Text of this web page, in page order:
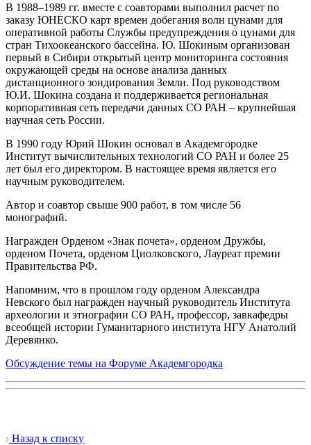
В 1988–1989 гг. вместе с соавторами выполнил расчет по
заказу ЮНЕСКО карт времен добегания волн цунами для
оперативной работы Службы предупреждения о цунами для
стран Тихоокеанского бассейна. Ю. Шокиным организован
первый в Сибири открытый центр мониторинга состояния
окружающей среды на основе анализа данных
дистанционного зондирования Земли. Под руководством
Ю.И. Шокина создана и поддерживается региональная
корпоративная сеть передачи данных СО РАН – крупнейшая
научная сеть России.
В 1990 году Юрий Шокин основал в Академгородке
Институт вычислительных технологий СО РАН и более 25
лет был его директором. В настоящее время является его
научным руководителем.
Автор и соавтор свыше 900 работ, в том числе 56
монографий.
Награжден Орденом «Знак почета», орденом Дружбы,
орденом Почета, орденом Циолковского, Лауреат премии
Правительства РФ.
Напомним, что в прошлом году орденом Александра
Невского был награжден научный руководитель Института
археологии и этнографии СО РАН, профессор, завкафедры
всеобщей истории Гуманитарного института НГУ Анатолий
Деревянко.
Обсуждение темы на Форуме Академгородка
Назад к списку